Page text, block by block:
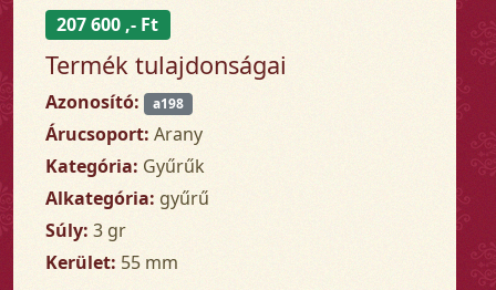
207 600 ,- Ft
Termék tulajdonságai
Azonosító: a198
Árucsoport: Arany
Kategória: Gyűrűk
Alkategória: gyűrű
Súly: 3 gr
Kerület: 55 mm